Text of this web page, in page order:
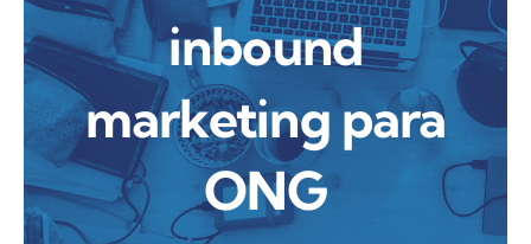
inbound
marketing para
ONG